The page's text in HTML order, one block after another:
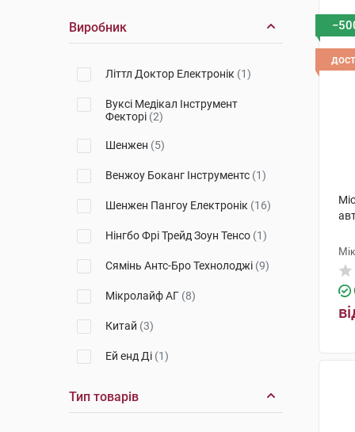
Виробник
Літтл Доктор Електронік (1)
Вуксі Медікал Інструмент
Фекторі (2)
Шенжен (5)
Венжоу Боканг Інструментс (1)
Шенжен Пангоу Електронік (16)
Нінгбо Фрі Трейд Зоун Тенсо (1)
Сямінь Антс-Бро Технолоджі (9)
Мікролайф AГ (8)
Китай (3)
Ей енд Ді (1)
Омрон Геалткар(6)
Тип товарів